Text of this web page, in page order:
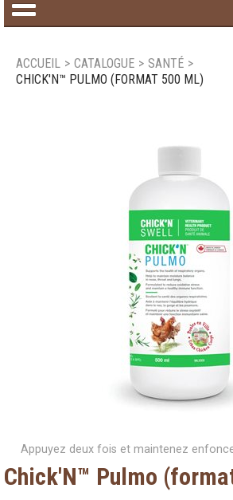
Produits
Nouveaux
Nous joindre
ACCUEIL > CATALOGUE > SANTÉ >
CHICK'N™ PULMO (FORMAT 500 ML)
Appuyez deux fois et maintenez
Chick'N™ Pulmo